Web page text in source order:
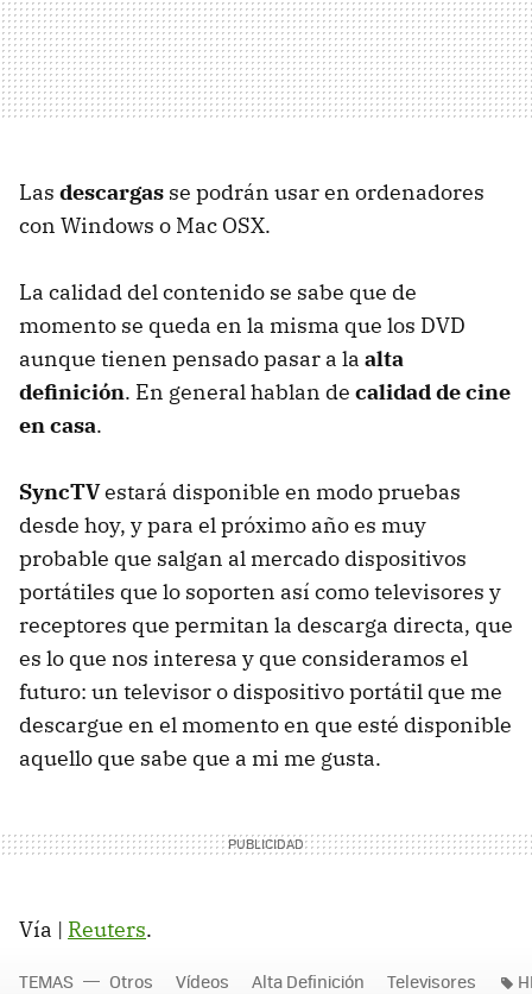
Las descargas se podrán usar en ordenadores
con Windows o Mac OSX.
La calidad del contenido se sabe que de
momento se queda en la misma que los DVD
aunque tienen pensado pasar a la alta
definición. En general hablan de calidad de cine
en casa.
SyncTVestará disponible en modo pruebas
desde hoy, y para el próximo año es muy
probable que salgan al mercado dispositivos
portátiles que lo soporten así como televisores y
receptores que permitan la descarga directa, que
es lo que nos interesa y que consideramos el
futuro: un televisor o dispositivo portátil que me
descargue en el momento en que esté disponible
aquello que sabe que a mi me gusta.
Vía | Reuters.
TEMAS Otros Vídeos Alta Definición Televisores